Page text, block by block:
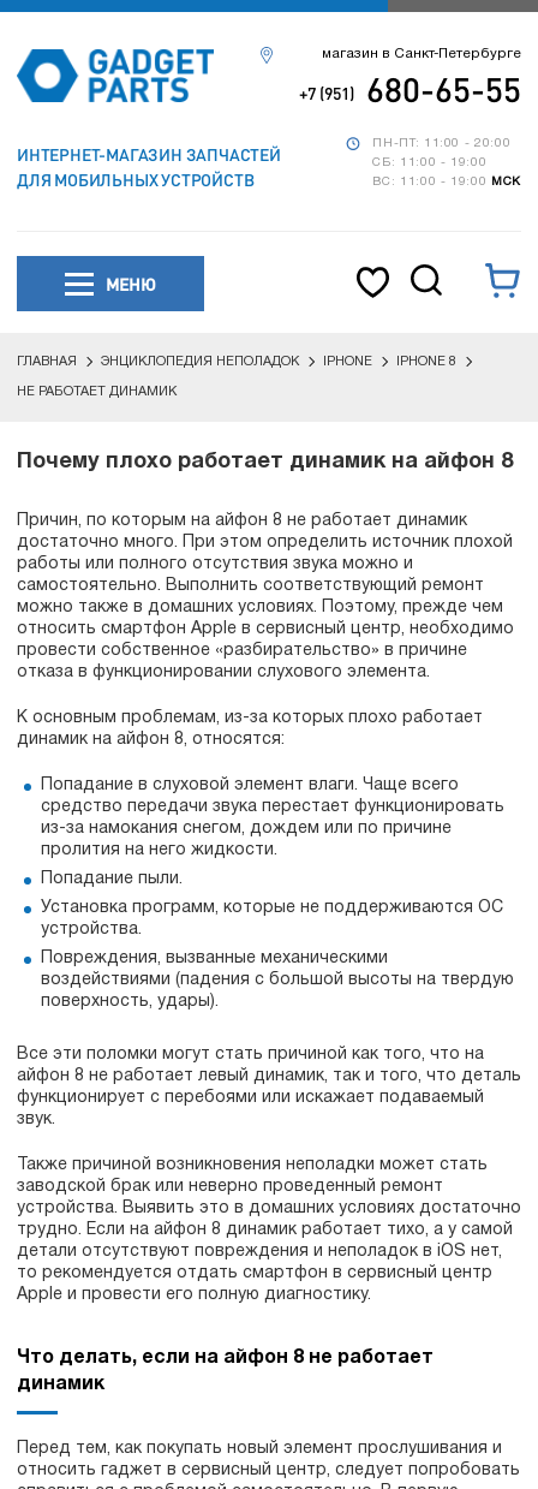
ИНТЕРНЕТ-МАГАЗИН ЗАПЧАСТЕЙ
ДЛЯ МОБИЛЬНЫХ УСТРОЙСТВ
ПН-ПТ: 11:00 - 20:00
СБ: 11:00 - 19:00
ВС: 11:00 - 19:00
МСК
магазин в Санкт-Петербурге
+7 (951) 680-65-55
МЕНЮ
ГЛАВНАЯ ЭНЦИКЛОПЕДИЯ НЕПОЛАДОК IPHONE IPHONE 8
НЕ РАБОТАЕТ ДИНАМИК
Почему плохо работает динамик на айфон 8
Причин, по которым на айфон 8 не работает динамик
достаточно много. При этом определить источник плохой
работы или полного отсутствия звука можно и
самостоятельно. Выполнить соответствующий ремонт
можно также в домашних условиях. Поэтому, прежде чем
относить смартфон Apple в сервисный центр, необходимо
провести собственное «разбирательство» в причине
отказа в функционировании слухового элемента.
К основным проблемам, из-за которых плохо работает
динамик на айфон 8, относятся:
Попадание в слуховой элемент влаги. Чаще всего
средство передачи звука перестает функционировать
из-за намокания снегом, дождем или по причине
пролития на него жидкости.
Попадание пыли.
Установка программ, которые не поддерживаются ОС
устройства.
Повреждения, вызванные механическими
воздействиями (падения с большой высоты на твердую
поверхность, удары).
Все эти поломки могут стать причиной как того, что на
айфон 8 не работает левый динамик, так и того, что деталь
функционирует с перебоями или искажает подаваемый
звук.
Также причиной возникновения неполадки может стать
заводской брак или неверно проведенный ремонт
устройства. Выявить это в домашних условиях достаточно
трудно. Если на айфон 8 динамик работает тихо, а у самой
детали отсутствуют повреждения и неполадок в iOS нет,
то рекомендуется отдать смартфон в сервисный центр
Apple и провести его полную диагностику.
Что делать, если на айфон 8 не работает
динамик
Перед тем, как покупать новый элемент прослушивания и
относить гаджет в сервисный центр, следует попробовать